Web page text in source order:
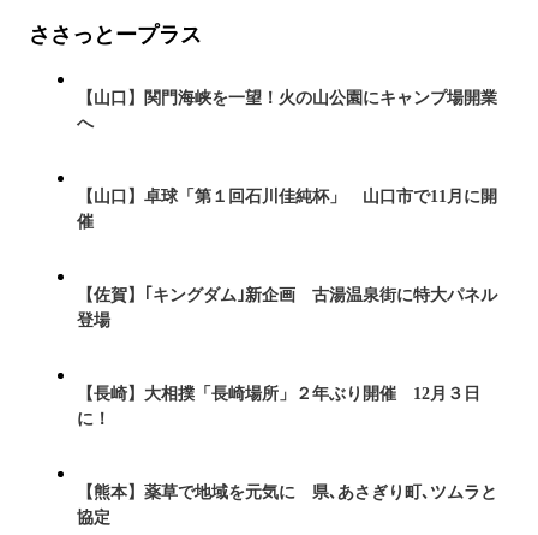
ささっとープラス
【山口】関門海峡を一望！火の山公園にキャンプ場開業
へ
【山口】卓球「第１回石川佳純杯」 山口市で11月に開
催
【佐賀】｢キングダム｣新企画 古湯温泉街に特大パネル
登場
【長崎】大相撲「長崎場所」２年ぶり開催 12月３日
に！
【熊本】薬草で地域を元気に 県､あさぎり町､ツムラと
協定